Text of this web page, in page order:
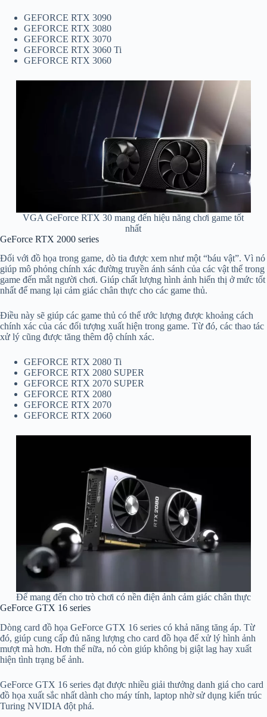
GEFORCE RTX 3090
GEFORCE RTX 3080
GEFORCE RTX 3070
GEFORCE RTX 3060 Ti
GEFORCE RTX 3060
VGA GeForce RTX 30 mang đến hiệu năng chơi game tốt
nhất
GeForce RTX 2000 series
Đối với đồ họa trong game, dò tia được xem như một “báu vật”. Vì nó
giúp mô phỏng chính xác đường truyền ánh sánh của các vật thể trong
game đến mắt người chơi. Giúp chất lượng hình ảnh hiển thị ở mức tốt
nhất để mang lại cảm giác chân thực cho các game thủ.
Điều này sẽ giúp các game thủ có thể ước lượng được khoảng cách
chính xác của các đối tượng xuất hiện trong game. Từ đó, các thao tác
xử lý cũng được tăng thêm độ chính xác.
GEFORCE RTX 2080 Ti
GEFORCE RTX 2080 SUPER
GEFORCE RTX 2070 SUPER
GEFORCE RTX 2080
GEFORCE RTX 2070
GEFORCE RTX 2060
Để mang đến cho trò chơi có nền điện ảnh cảm giác chân thực
GeForce GTX 16 series
Dòng card đồ họa GeForce GTX 16 series có khả năng tăng áp. Từ
đó, giúp cung cấp đủ năng lượng cho card đồ họa để xử lý hình ảnh
mượt mà hơn. Hơn thế nữa, nó còn giúp không bị giật lag hay xuất
hiện tình trạng bể ảnh.
GeForce GTX 16 series đạt được nhiều giải thưởng danh giá cho card
đồ họa xuất sắc nhất dành cho máy tính, laptop nhờ sử dụng kiến trúc
Turing NVIDIA đột phá.